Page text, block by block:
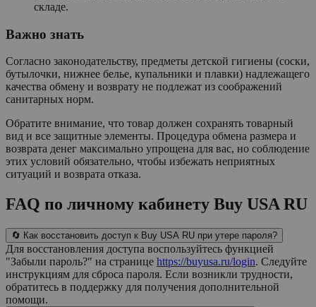
складе.
Важно знать
Согласно законодательству, предметы детской гигиены (соски,
бутылочки, нижнее белье, купальники и плавки) надлежащего
качества обмену и возврату не подлежат из соображений
санитарных норм.
Обратите внимание, что товар должен сохранять товарный
вид и все защитные элементы. Процедура обмена размера и
возврата денег максимально упрощена для вас, но соблюдение
этих условий обязательно, чтобы избежать неприятных
ситуаций и возврата отказа.
FAQ по личному кабинету Buy USA RU
🔄 Как восстановить доступ к Buy USA RU при утере пароля?
Для восстановления доступа воспользуйтесь функцией
"Забыли пароль?" на странице https://buyusa.ru/login. Следуйте
инструкциям для сброса пароля. Если возникли трудности,
обратитесь в поддержку для получения дополнительной
помощи.